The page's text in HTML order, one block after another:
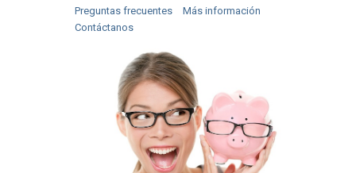
Preguntas frecuentes
Más información
Contáctanos